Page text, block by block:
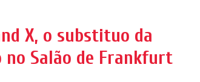
Europa e do Japão podem fazer reservas por
2.000 euros, necessários para garantir ...
X, o substituo da
no Salão de Frankfurt